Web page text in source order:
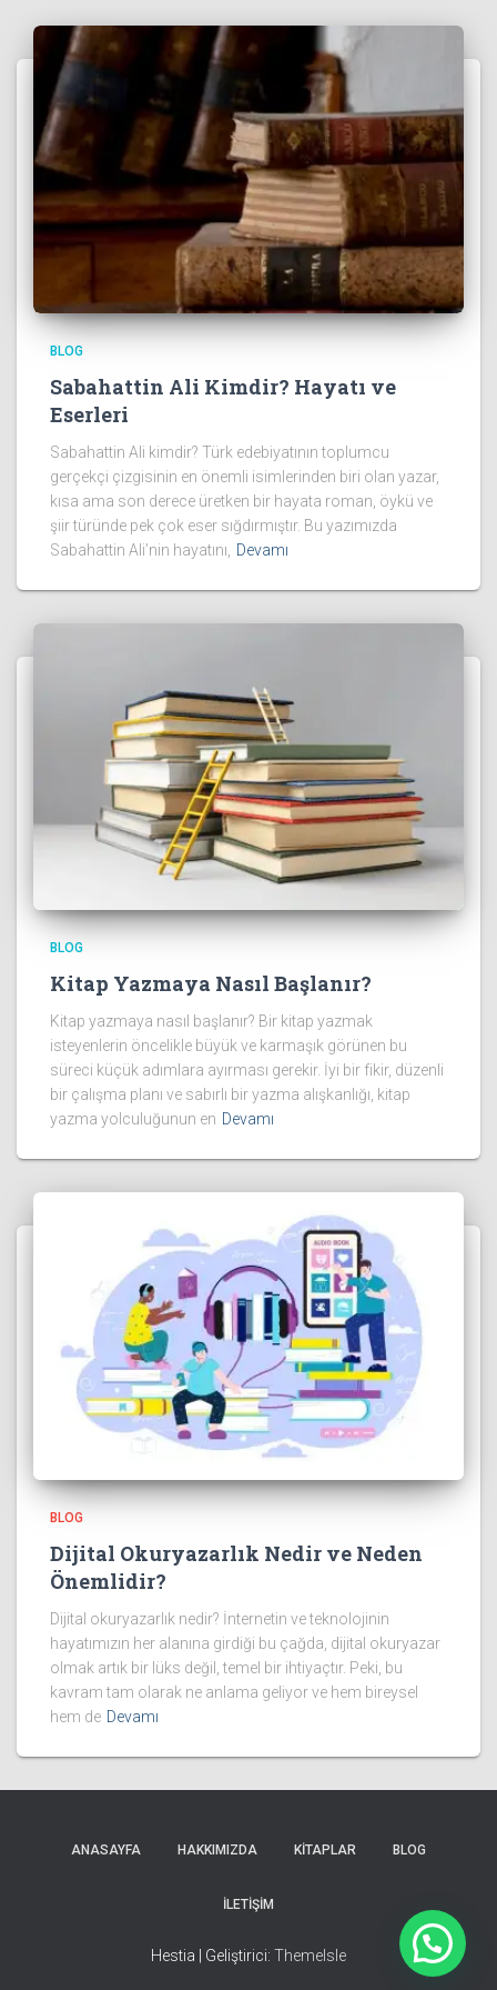
BLOG
Sabahattin Ali Kimdir? Hayatı ve
Eserleri
Sabahattin Ali kimdir? Türk edebiyatının toplumcu
gerçekçi çizgisinin en önemli isimlerinden biri olan yazar,
kısa ama son derece üretken bir hayata roman, öykü ve
şiir türünde pek çok eser sığdırmıştır. Bu yazımızda
Sabahattin Ali’nin hayatını,
Devamı
BLOG
Kitap Yazmaya Nasıl Başlanır?
Kitap yazmaya nasıl başlanır? Bir kitap yazmak
isteyenlerin öncelikle büyük ve karmaşık görünen bu
süreci küçük adımlara ayırması gerekir. İyi bir fikir, düzenli
bir çalışma planı ve sabırlı bir yazma alışkanlığı, kitap
yazma yolculuğunun en Devamı
BLOG
Dijital Okuryazarlık Nedir ve Neden
Önemlidir?
Dijital okuryazarlık nedir? İnternetin ve teknolojinin
hayatımızın her alanına girdiği bu çağda, dijital okuryazar
olmak artık bir lüks değil, temel bir ihtiyaçtır. Peki, bu
kavram tam olarak ne anlama geliyor ve hem bireysel
hem de Devamı
ANASAYFA HAKKIMIZDA KİTAPLAR BLOG
İLETİŞİM
Hestia | Geliştirici: ThemeIsle